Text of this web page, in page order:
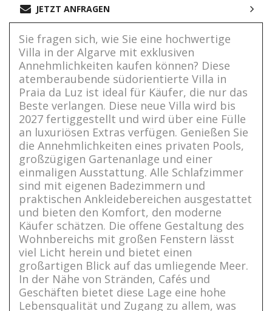
JETZT ANFRAGEN
Sie fragen sich, wie Sie eine hochwertige
Villa in der Algarve mit exklusiven
Annehmlichkeiten kaufen können? Diese
atemberaubende südorientierte Villa in
Praia da Luz ist ideal für Käufer, die nur das
Beste verlangen. Diese neue Villa wird bis
2027 fertiggestellt und wird über eine Fülle
an luxuriösen Extras verfügen. Genießen Sie
die Annehmlichkeiten eines privaten Pools,
großzügigen Gartenanlage und einer
einmaligen Ausstattung. Alle Schlafzimmer
sind mit eigenen Badezimmern und
praktischen Ankleidebereichen ausgestattet
und bieten den Komfort, den moderne
Käufer schätzen. Die offene Gestaltung des
Wohnbereichs mit großen Fenstern lässt
viel Licht herein und bietet einen
großartigen Blick auf das umliegende Meer.
In der Nähe von Stränden, Cafés und
Geschäften bietet diese Lage eine hohe
Lebensqualität und Zugang zu allem, was